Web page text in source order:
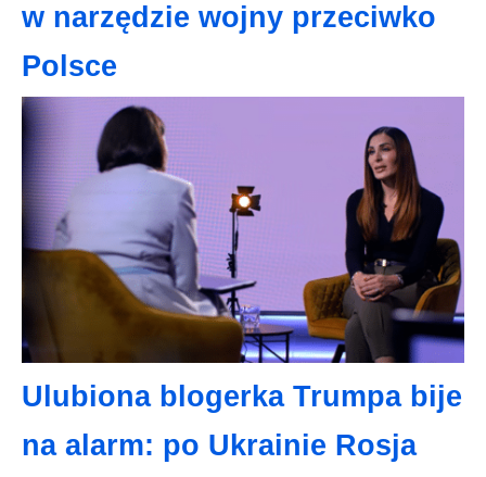
w narzędzie wojny przeciwko
Polsce
Ulubiona blogerka Trumpa bije
na alarm: po Ukrainie Rosja